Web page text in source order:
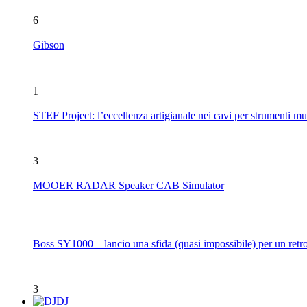
6
Gibson
1
STEF Project: l’eccellenza artigianale nei cavi per strumenti
3
MOOER RADAR Speaker CAB Simulator
Boss SY1000 – lancio una sfida (quasi impossibile) per un
3
DJ